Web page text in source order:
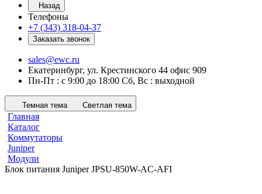
Назад
Телефоны
+7 (343) 318-04-37
Заказать звонок
sales@ewc.ru
Екатеринбург, ул. Крестинского 44 офис 909
Пн-Пт : с 9:00 до 18:00 Сб, Вс : выходной
Темная тема Светлая тема
Главная
Каталог
Коммутаторы
Juniper
Модули
Блок питания Juniper JPSU-850W-AC-AFI